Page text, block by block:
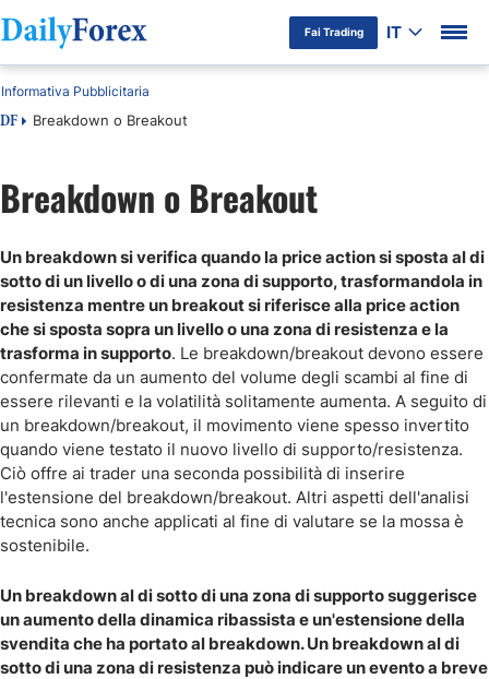
Fai Trading IT
DF Breakdown o Breakout
Informativa Pubblicitaria
Breakdown o Breakout
Un breakdown si verifica quando la price action si sposta al di
sotto di un livello o di una zona di supporto, trasformandola in
resistenza mentre un breakout si riferisce alla price action
che si sposta sopra un livello o una zona di resistenza e la
trasforma in supporto. Le breakdown/breakout devono essere
confermate da un aumento del volume degli scambi al fine di
essere rilevanti e la volatilità solitamente aumenta. A seguito di
un breakdown/breakout, il movimento viene spesso invertito
quando viene testato il nuovo livello di supporto/resistenza.
Ciò offre ai trader una seconda possibilità di inserire
l'estensione del breakdown/breakout. Altri aspetti dell'analisi
tecnica sono anche applicati al fine di valutare se la mossa è
sostenibile.
Un breakdown al di sotto di una zona di supporto suggerisce
un aumento della dinamica ribassista e un'estensione della
svendita che ha portato al breakdown. Un breakdown al di
sotto di una zona di resistenza può indicare un evento a breve